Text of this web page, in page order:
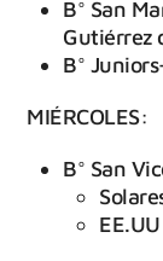
B° San
Gutiérrez
B°
MIÉRCOLES:
B° San